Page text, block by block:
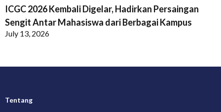
ICGC 2026 Kembali Digelar, Hadirkan Persaingan
Sengit Antar Mahasiswa dari Berbagai Kampus
July 13, 2026
Tentang